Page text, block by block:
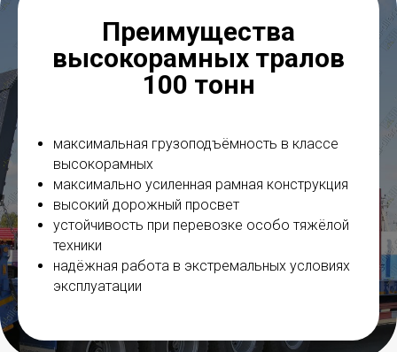
Преимущества
высокорамных тралов
100 тонн
максимальная грузоподъёмность в классе
высокорамных
максимально усиленная рамная конструкция
высокий дорожный просвет
устойчивость при перевозке особо тяжёлой
техники
надёжная работа в экстремальных условиях
эксплуатации